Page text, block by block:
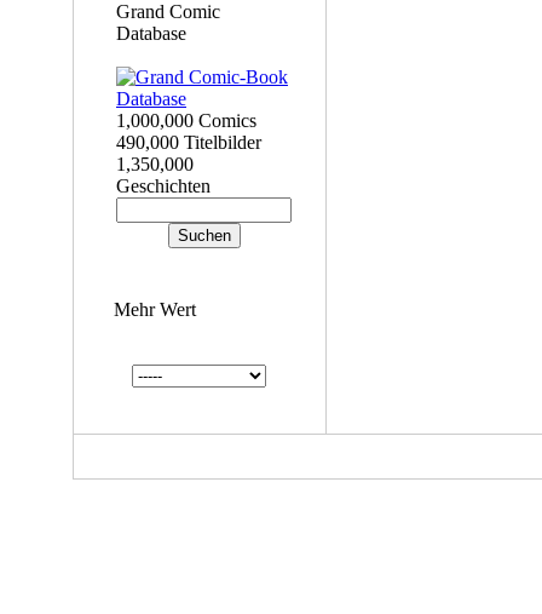
Grand Comic
Database
1,000,000 Comics
490,000 Titelbilder
1,350,000
Geschichten
Mehr Wert